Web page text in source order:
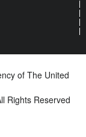
of The United
Rights Reserved